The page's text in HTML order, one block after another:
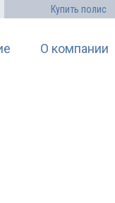
Купить полис
О компании